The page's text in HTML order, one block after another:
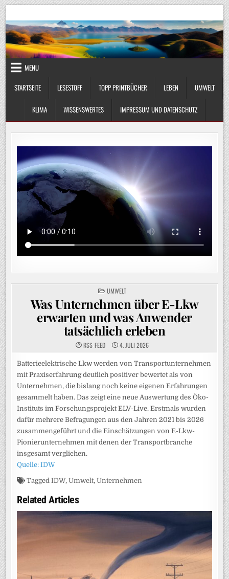
Skip
to
content
UmweltKlima.com
MENU
STARTSEITE
LESESTOFF TOPP PRINTBÜCHER LEBEN UMWELT
KLIMA WISSENSWERTES IMPRESSUM UND DATENSCHUTZ
POSTED
IN
UMWELT
Was Unternehmen über E-Lkw
erwarten und was Anwender
tatsächlich erleben
RSS-FEED 4. JULI 2026
Batterieelektrische Lkw werden von Transportunternehmen
mit Praxiserfahrung deutlich positiver bewertet als von
Unternehmen, die bislang noch keine eigenen Erfahrungen
gesammelt haben. Das zeigt eine neue Auswertung des Öko-
Instituts im Forschungsprojekt ELV-Live. Erstmals wurden
dafür mehrere Befragungen aus den Jahren 2021 bis 2026
zusammengeführt und die Einschätzungen von E-Lkw-
Pionierunternehmen mit denen der Transportbranche
insgesamt verglichen.
Quelle: IDW
TaggedIDW,Umwelt,Unternehmen
Related Articles